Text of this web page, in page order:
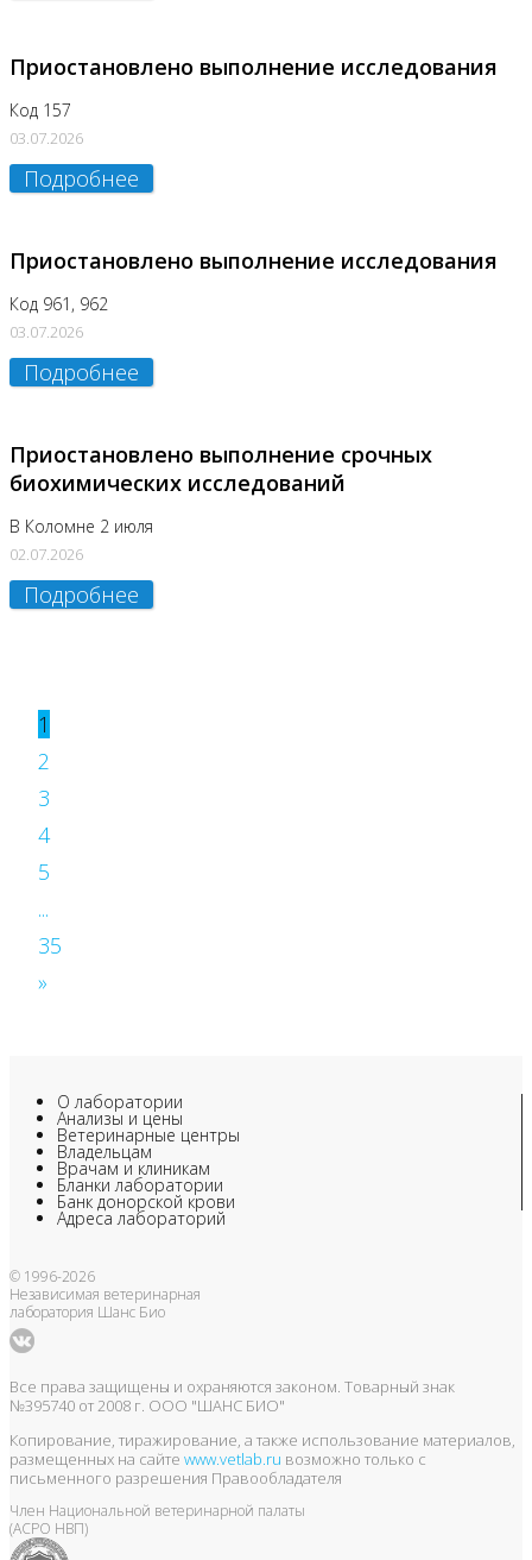
Приостановлено выполнение исследования
Код 157
03.07.2026
Подробнее
Приостановлено выполнение исследования
Код 961, 962
03.07.2026
Подробнее
Приостановлено выполнение срочных
биохимических исследований
В Коломне 2 июля
02.07.2026
Подробнее
1
2
3
4
5
...
35
»
О лаборатории
Анализы и цены
Ветеринарные центры
Владельцам
Врачам и клиникам
Бланки лаборатории
Банк донорской крови
Адреса лабораторий
© 1996-2026
Независимая ветеринарная
лаборатория Шанс Био
Все права защищены и охраняются законом. Товарный знак
№395740 от 2008 г. ООО "ШАНС БИО"
Копирование, тиражирование, а также использование материалов,
размещенных на сайте www.vetlab.ru возможно только с
письменного разрешения Правообладателя
Член Национальной ветеринарной палаты
(АСРО НВП)